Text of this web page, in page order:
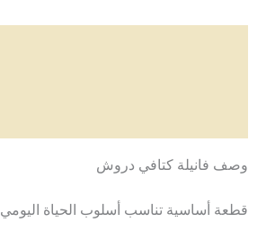
وصف فانيلة كتافي دروش
قطعة أساسية تناسب أسلوب الحياة اليومي